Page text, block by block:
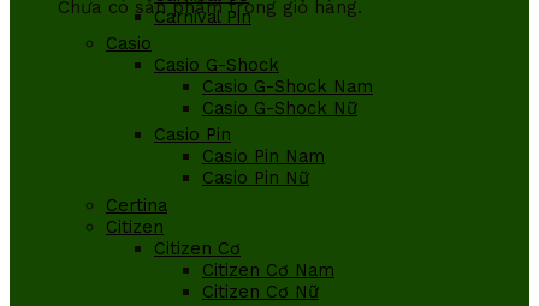
Chưa có sản phẩm trong giỏ hàng.
Carnival Pin
Casio
Casio G-Shock
Casio G-Shock Nam
Casio G-Shock Nữ
Casio Pin
Casio Pin Nam
Casio Pin Nữ
Certina
Citizen
Citizen Cơ
Citizen Cơ Nam
Citizen Cơ Nữ